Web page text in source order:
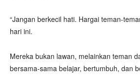
“Jangan berkecil hati. Hargai teman-
hari ini.
Mereka bukan lawan, melainkan teman
bersama-sama belajar, bertumbuh, dan